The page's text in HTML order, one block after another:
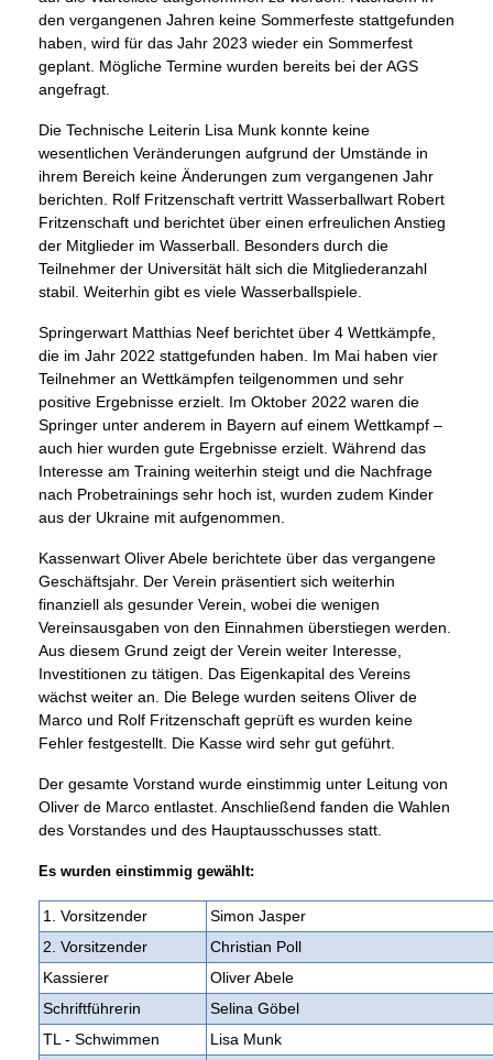
den vergangenen Jahren keine Sommerfeste stattgefunden
haben, wird für das Jahr 2023 wieder ein Sommerfest
geplant. Mögliche Termine wurden bereits bei der AGS
angefragt.
Die Technische Leiterin Lisa Munk konnte keine
wesentlichen Veränderungen aufgrund der Umstände in
ihrem Bereich keine Änderungen zum vergangenen Jahr
berichten. Rolf Fritzenschaft vertritt Wasserballwart Robert
Fritzenschaft und berichtet über einen erfreulichen Anstieg
der Mitglieder im Wasserball. Besonders durch die
Teilnehmer der Universität hält sich die Mitgliederanzahl
stabil. Weiterhin gibt es viele Wasserballspiele.
Springerwart Matthias Neef berichtet über 4 Wettkämpfe,
die im Jahr 2022 stattgefunden haben. Im Mai haben vier
Teilnehmer an Wettkämpfen teilgenommen und sehr
positive Ergebnisse erzielt. Im Oktober 2022 waren die
Springer unter anderem in Bayern auf einem Wettkampf –
auch hier wurden gute Ergebnisse erzielt. Während das
Interesse am Training weiterhin steigt und die Nachfrage
nach Probetrainings sehr hoch ist, wurden zudem Kinder
aus der Ukraine mit aufgenommen.
Kassenwart Oliver Abele berichtete über das vergangene
Geschäftsjahr. Der Verein präsentiert sich weiterhin
finanziell als gesunder Verein, wobei die wenigen
Vereinsausgaben von den Einnahmen überstiegen werden.
Aus diesem Grund zeigt der Verein weiter Interesse,
Investitionen zu tätigen. Das Eigenkapital des Vereins
wächst weiter an. Die Belege wurden seitens Oliver de
Marco und Rolf Fritzenschaft geprüft es wurden keine
Fehler festgestellt. Die Kasse wird sehr gut geführt.
Der gesamte Vorstand wurde einstimmig unter Leitung von
Oliver de Marco entlastet. Anschließend fanden die Wahlen
des Vorstandes und des Hauptausschusses statt.
Es wurden einstimmig gewählt:
1. Vorsitzender
Simon Jasper
2. Vorsitzender
Christian Poll
Kassierer
Oliver Abele
Schriftführerin
Selina Göbel
TL - Schwimmen
Lisa Munk